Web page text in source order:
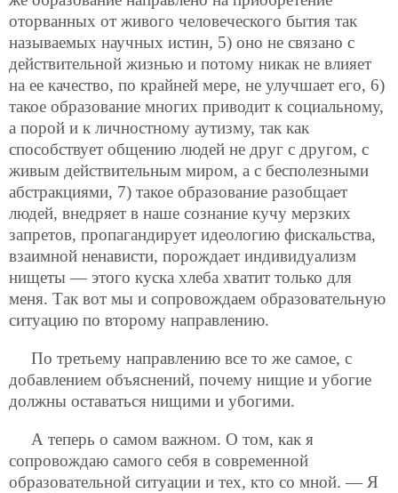
оторванных от живого человеческого бытия так
называемых научных истин, 5) оно не связано с
действительной жизнью и потому никак не влияет
на ее качество, по крайней мере, не улучшает его, 6)
такое образование многих приводит к социальному,
а порой и к личностному аутизму, так как
способствует общению людей не друг с другом, с
живым действительным миром, а с бесполезными
абстракциями, 7) такое образование разобщает
людей, внедряет в наше сознание кучу мерзких
запретов, пропагандирует идеологию фискальства,
взаимной ненависти, порождает индивидуализм
нищеты — этого куска хлеба хватит только для
меня. Так вот мы и сопровождаем образовательную
ситуацию по второму направлению.
По третьему направлению все то же самое, с
добавлением объяснений, почему нищие и убогие
должны оставаться нищими и убогими.
А теперь о самом важном. О том, как я
сопровождаю самого себя в современной
образовательной ситуации и тех, кто со мной. — Я